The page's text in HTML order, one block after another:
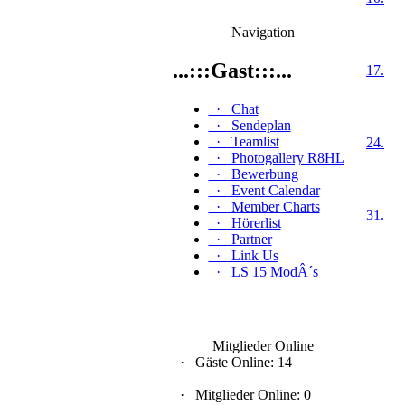
Navigation
...:::Gast:::...
·
Chat
·
Sendeplan
·
Teamlist
·
Photogallery R8HL
·
Bewerbung
·
Event Calendar
·
Member Charts
·
Hörerlist
·
Partner
·
Link Us
·
LS 15 ModÂ´s
Mitglieder Online
·
Gäste Online: 14
· Mitglieder Online: 0
17.
24.
31.